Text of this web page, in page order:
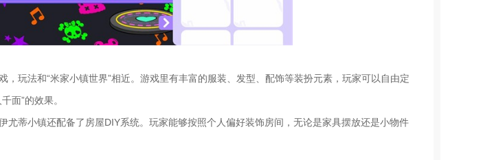
，玩法和“米家小镇世界”相近。游戏里有丰富的服装、发型、配饰等装扮元素，玩家可以自由定
面”的效果。
尤蒂小镇还配备了房屋DIY系统。玩家能够按照个人偏好装饰房间，无论是家具摆放还是小物件